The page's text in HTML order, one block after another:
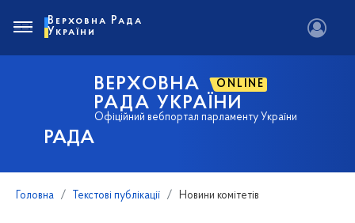
РАДА
ВЕРХОВНА ONLINE
РАДА УКРАЇНИ
Офіційний вебпортал парламенту України
Верховна Рада
України
Головна Текстові публікації Новини комітетів